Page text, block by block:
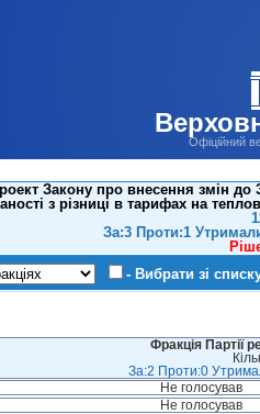
Офіційний
Закону про внесення змін
з різниці в тарифах на
За:3 Проти:1
- Вибрати зі
Фракція Партії
За:2 Проти:0
Не голосував
Не голосував